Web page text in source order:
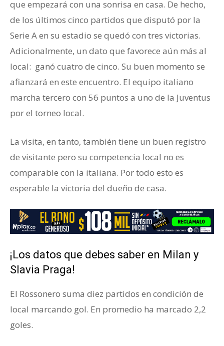
que empezará con una sonrisa en casa. De hecho,
de los últimos cinco partidos que disputó por la
Serie A en su estadio se quedó con tres victorias.
Adicionalmente, un dato que favorece aún más al
local: ganó cuatro de cinco. Su buen momento se
afianzará en este encuentro. El equipo italiano
marcha tercero con 56 puntos a uno de la Juventus
por el torneo local.
La visita, en tanto, también tiene un buen registro
de visitante pero su competencia local no es
comparable con la italiana. Por todo esto es
esperable la victoria del dueño de casa.
¡Los datos que debes saber en Milan y
Slavia Praga!
El Rossonero suma diez partidos en condición de
local marcando gol. En promedio ha marcado 2,2
goles.